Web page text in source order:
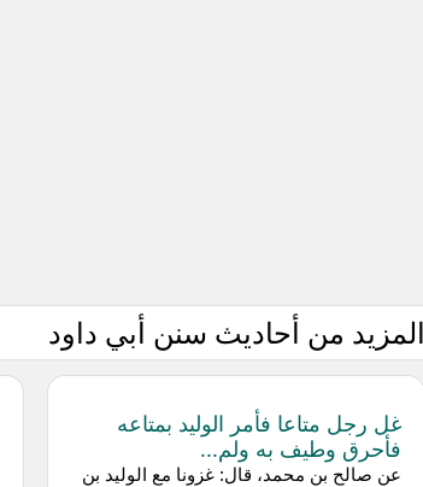
المزيد من أحاديث سنن أبي داود
غل رجل متاعا فأمر الوليد بمتاعه
فأحرق وطيف به ولم...
عن صالح بن محمد، قال: غزونا مع الوليد بن